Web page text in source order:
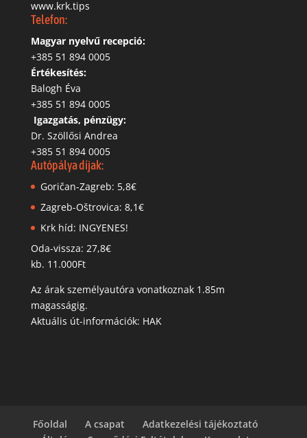
www.krk.tips
Telefon:
Magyar nyelvű recepció:
‭+385 51 894 0005
Értékesítés:
Balogh Éva
+385 51 894 0005
Igazgatás, pénzügy:
Dr. Szöllősi Andrea
+385 51 894 0005
Autópálya díjak:
Goričan-Zagreb: 5,8€
Zagreb-Oštrovica: 8,1€
Krk híd: INGYENES!
Oda-vissza: 27,8€
kb. 11.000Ft
Az árak személyautóra vonatkoznak 1.85m
magasságig.
Aktuális út-információk: HAK
Főoldal A csapat
Adatkezelési tájékoztató